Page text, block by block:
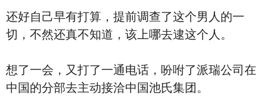
还好自己早有打算，提前调查了这个男人的一
切，不然还真不知道，该上哪去逮这个人。
想了一会，又打了一通电话，吩咐了派瑞公司在
中国的分部去主动接洽中国池氏集团。